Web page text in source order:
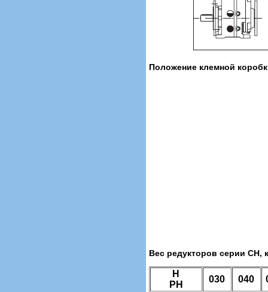
Положение клемной
Вес редукторов серии CH,
H
PH
030 040